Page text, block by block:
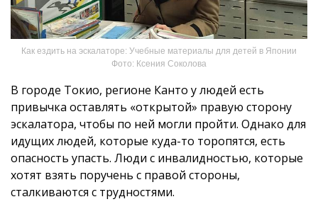
Как ездить на эскалаторе: Учебные материалы для детей в Японии
Фото: Ксения Соколова
В городе Токио, регионе Канто у людей есть
привычка оставлять «открытой» правую сторону
эскалатора, чтобы по ней могли пройти. Однако для
идущих людей, которые куда-то торопятся, есть
опасность упасть. Люди с инвалидностью, которые
хотят взять поручень с правой стороны,
сталкиваются с трудностями.